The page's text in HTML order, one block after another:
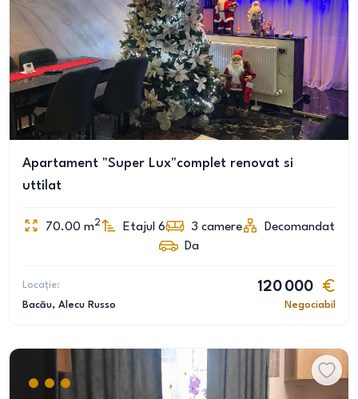
Apartament "Super Lux"complet renovat si
uttilat
70.00 m2 Etajul 6 3 camere
Decomandat
Da
Locație:
Bacău, Alecu Russo
120 000
Negociabil